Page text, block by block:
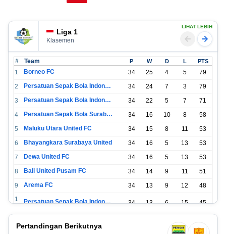
Liga 1
Klasemen
LIHAT LEBIH
# Team P W D L PTS
1 Borneo FC 34 25 4 5
79
2
Persatuan Sepak Bola Indonesia Bandung 34 24 7 3
79
3
Persatuan Sepak Bola Indonesia Jakarta 34 22 5 7
71
4
Persatuan Sepak Bola Surabaya 34 16 10 8
58
5
Maluku Utara United FC 34 15 8 11
53
6
Bhayangkara Surabaya United 34 16 5 13
53
7
Dewa United FC 34 16 5 13
53
8
Bali United Pusam FC 34 14 9 11
51
9
Arema FC 34 13 9 12
48
1
Persatuan Sepak Bola Indonesia Tangerang 34 13 6 15 45
1
Pertandingan Berikutnya